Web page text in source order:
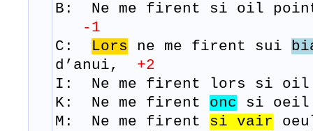
B: Ne me firent si oil
-1
C: Lors ne me firent sui
d’anui, +2
I: Ne me firent lors si oil
K: Ne me firent onc si oeil
M: Ne me firent si vair